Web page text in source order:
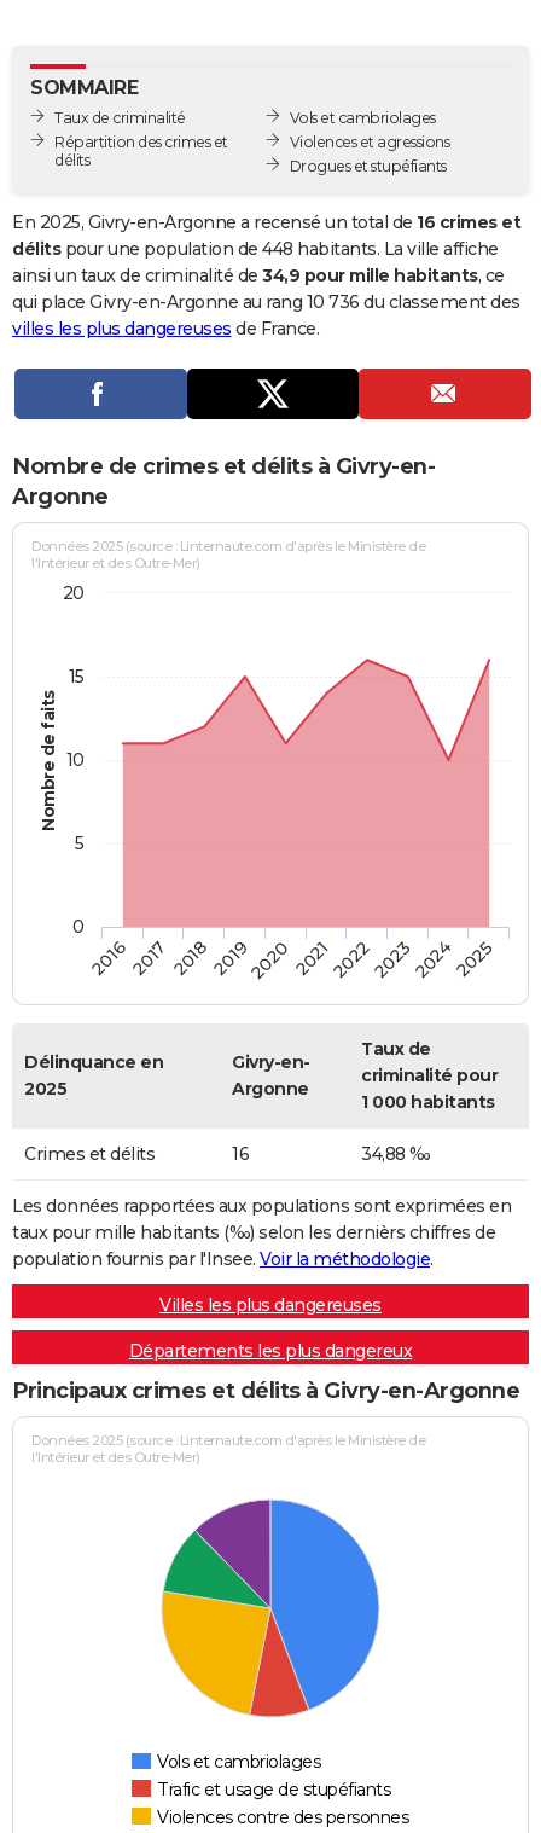
GUIDES D'ACHAT
BONS PLANS
Carte de Noël
Carte Bonne année
Carte Saint-Valentin
Carte Pâques
Carte d'anniversaire
DICTIONNAIRE
Dictionnaire
Biographies
Citations
Expressions
Proverbes
PROGRAMME TV
COPAINS D'AVANT
S'inscrire
Se connecter
Lycées
Collèges
Primaires
Universités
Entreprises
Service militaire
Avis de recherche
AVIS DE DÉCÈS
FORUM
Bricolage
Lifestyle
Culture
Sport
Auto
Television
Voyage
Cinema
SOMMAIRE
Taux de criminalité
Répartition des crimes et
délits
Vols et cambriolages
Violences et agressions
Drogues et stupéfiants
En 2025, Givry-en-Argonne a recensé un total de 16 crimes et
délitspour une population de 448 habitants. La ville affiche
ainsi un taux de criminalité de 34,9 pour mille habitants, ce
qui place Givry-en-Argonne au rang 10 736 du classement des
villes les plus dangereuses de France.
Nombre de crimes et délits à Givry-en-
Argonne
Nombre de faits
Données 2025 (source : Linternaute.com d'après le Ministère de
l'Intérieur et des Outre-Mer)
20162017 20182019202020212022202320242025
0
5
10
15
20
Délinquance en
2025
Givry-en-
Argonne
Taux de
criminalité pour
1 000 habitants
Crimes et délits 16 34,88 ‰
Les données rapportées aux populations sont exprimées en
taux pour mille habitants (‰) selon les dernièrs chiffres de
population fournis par l'Insee. Voir la méthodologie.
Villes les plus dangereuses
Départements les plus dangereux
Principaux crimes et délits à Givry-en-Argonne
Données 2025 (source : Linternaute.com d'après le Ministère de
l'Intérieur et des Outre-Mer)
Vols et cambriolages
Trafic et usage de stupéfiants
Violences contre des personnes